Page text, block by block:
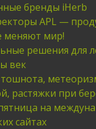
бренды iHerb
APL —
меняют мир!
решения для
век
растяжки при
на
сайтах